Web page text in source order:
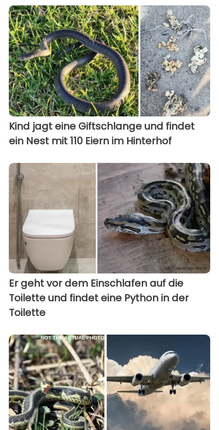
Kind jagt eine Giftschlange und findet
ein Nest mit 110 Eiern im Hinterhof
Er geht vor dem Einschlafen auf die
Toilette und findet eine Python in der
Toilette